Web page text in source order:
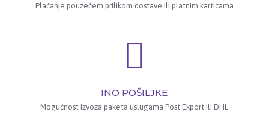
Plaćanje pouzećem prilikom dostave ili platnim karticama
INO POŠILJKE
Mogućnost izvoza paketa uslugama Post Export ili DHL